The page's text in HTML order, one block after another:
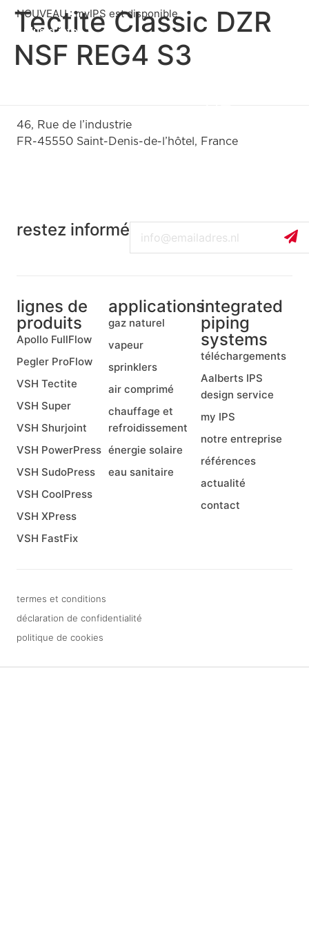
NOUVEAU : myIPS est disponible
plus d’infos
Tectite Classic DZR
NSF REG4 S3
restez informé
lignes de
produits
Apollo FullFlow
Pegler ProFlow
VSH Tectite
VSH Super
VSH Shurjoint
VSH PowerPress
VSH SudoPress
VSH CoolPress
VSH XPress
VSH FastFix
applications
gaz naturel
vapeur
sprinklers
air comprimé
chauffage et
refroidissement
énergie solaire
eau sanitaire
integrated
piping
systems
téléchargements
Aalberts IPS
design service
my IPS
notre entreprise
références
actualité
contact
termes et conditions
déclaration de confidentialité
politique de cookies
46, Rue de l’industrie
FR-45550 Saint-Denis-de-l’hôtel, France